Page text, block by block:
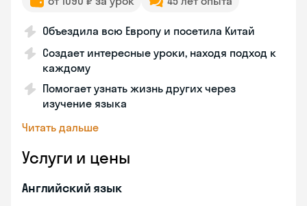
Объездила всю Европу и посетила Китай
Создает интересные уроки, находя подход к
каждому
Помогает узнать жизнь других через
изучение языка
Читать дальше
Услуги и цены
Английский язык